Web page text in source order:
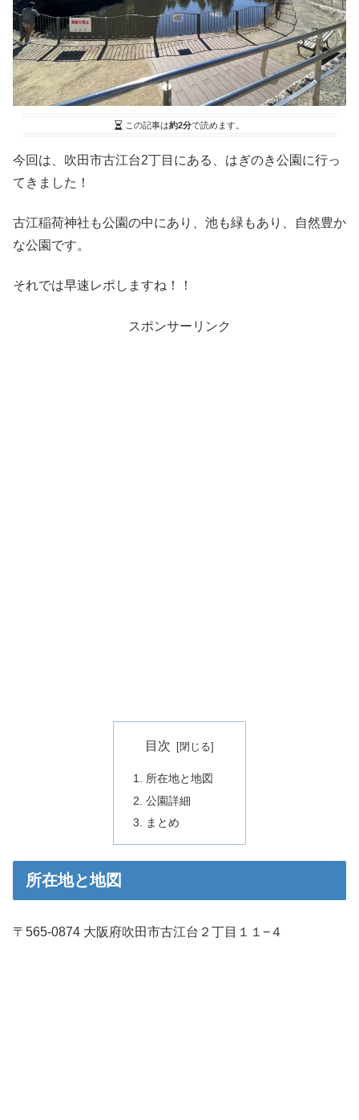
この記事は約2分で読めます。
今回は、吹田市古江台2丁目にある、はぎのき公園に行っ
てきました！
古江稲荷神社も公園の中にあり、池も緑もあり、自然豊か
な公園です。
それでは早速レポしますね！！
スポンサーリンク
目次
所在地と地図
公園詳細
まとめ
所在地と地図
〒565-0874 大阪府吹田市古江台２丁目１１−４